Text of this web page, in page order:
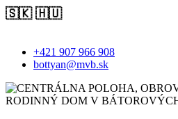
🇸🇰 🇭🇺
+421 907 966 908
bottyan@mvb.sk